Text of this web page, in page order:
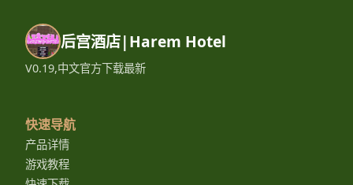
后宫酒店|Harem Hotel
V0.19,中文官方下载最新
快速导航
产品详情
游戏教程